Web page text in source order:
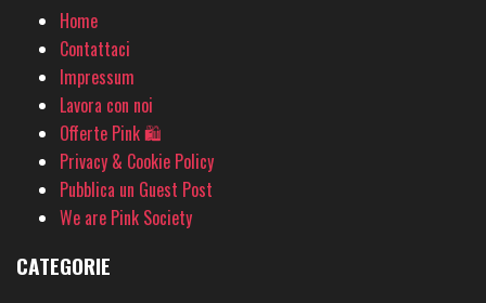
Home
Contattaci
Impressum
Lavora con noi
Offerte Pink 🛍
Privacy & Cookie Policy
Pubblica un Guest Post
We are Pink Society
CATEGORIE